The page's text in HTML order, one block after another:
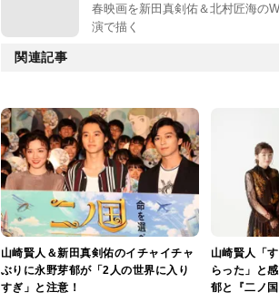
春映画を新田真剣佑＆北村匠海の
演で描く
関連記事
山崎賢人＆新田真剣佑のイチャイチャ
ぶりに永野芽郁が「2人の世界に入り
すぎ」と注意！
山崎賢人「
らった」と
郁と『二ノ